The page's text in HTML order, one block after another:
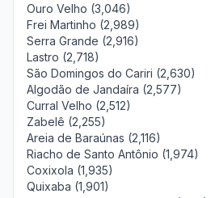
Ouro Velho (3,046)
Frei Martinho (2,989)
Serra Grande (2,916)
Lastro (2,718)
São Domingos do Cariri (2,630)
Algodão de Jandaíra (2,577)
Curral Velho (2,512)
Zabelê (2,255)
Areia de Baraúnas (2,116)
Riacho de Santo Antônio (1,974)
Coxixola (1,935)
Quixaba (1,901)